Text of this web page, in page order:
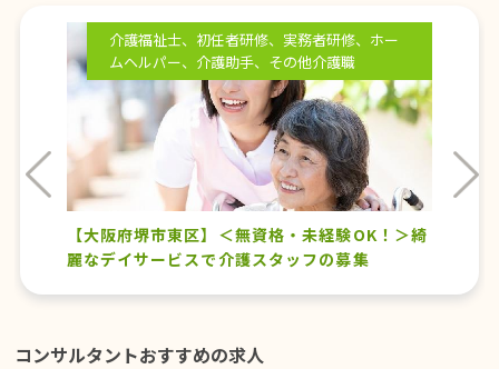
介護福祉士、初任者研修、実務者研修、ホー
ムヘルパー、介護助手、その他介護職
【大阪府堺市東区】＜無資格・未経験OK！＞綺
麗なデイサービスで介護スタッフの募集
コンサルタントおすすめの求人